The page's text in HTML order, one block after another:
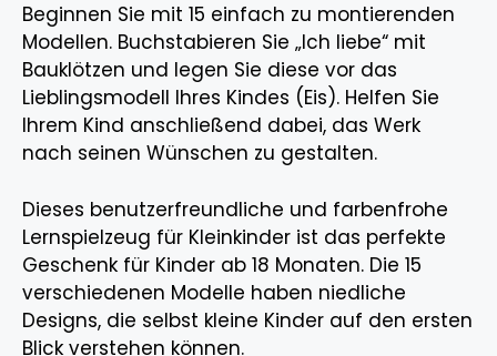
Beginnen Sie mit 15 einfach zu montierenden
Modellen. Buchstabieren Sie „Ich liebe“ mit
Bauklötzen und legen Sie diese vor das
Lieblingsmodell Ihres Kindes (Eis). Helfen Sie
Ihrem Kind anschließend dabei, das Werk
nach seinen Wünschen zu gestalten.
Dieses benutzerfreundliche und farbenfrohe
Lernspielzeug für Kleinkinder ist das perfekte
Geschenk für Kinder ab 18 Monaten. Die 15
verschiedenen Modelle haben niedliche
Designs, die selbst kleine Kinder auf den ersten
Blick verstehen können.